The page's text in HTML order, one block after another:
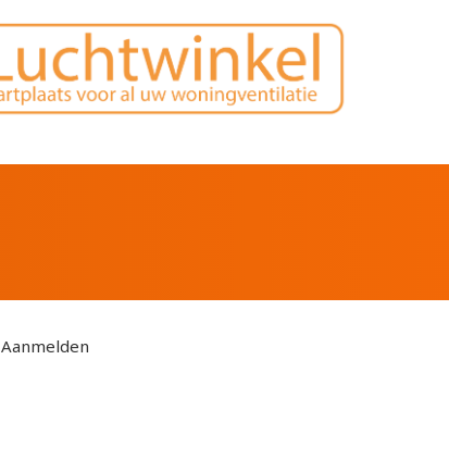
Aanmelden